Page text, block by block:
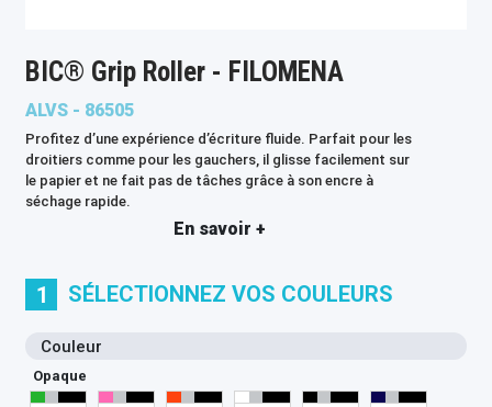
BIC® Grip Roller - FILOMENA
ALVS - 86505
Profitez d’une expérience d’écriture fluide. Parfait pour les
droitiers comme pour les gauchers, il glisse facilement sur
le papier et ne fait pas de tâches grâce à son encre à
séchage rapide.
En savoir +
1 SÉLECTIONNEZ VOS COULEURS
Couleur
Opaque